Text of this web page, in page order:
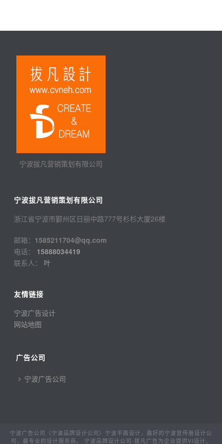
宁波拔凡营销策划有限公司
宁波拔凡营销策划有限公司
浙江省宁波市鄞州区日丽中路777号杉杉大厦26楼
邮箱： 1585211704@qq.com
电话：
15888034419
联系人： 叶
友情链接
宁波广告设计
网站地图
广告公司
宁波广告公司
宁波广告公司（宁波品牌设计公司）宁波平面设计，最好的宁波宣传册设计公
司，最专业的设计服务商。 宁波品牌设计公司-拔凡广告为企业提供VI设计、